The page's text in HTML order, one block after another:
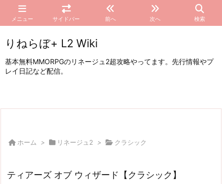
メニュー サイドバー 前へ 次へ 検索
りねらぼ+ L2 Wiki
基本無料MMORPGのリネージュ2超攻略やってます。先行情報やプ
レイ日記など配信。
ホーム > リネージュ2 > クラシック
ティアーズ オブ ウィザード【クラシック】